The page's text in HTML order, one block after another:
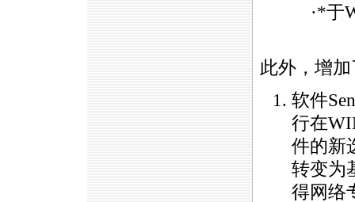
·*于
此外，增
软件
行在
件的新
转变为
得网络